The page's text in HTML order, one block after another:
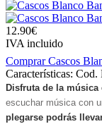
12.90€
IVA incluido
Comprar Cascos
Características: Cod.
Disfruta de la música
escuchar música con
plegarse podrás